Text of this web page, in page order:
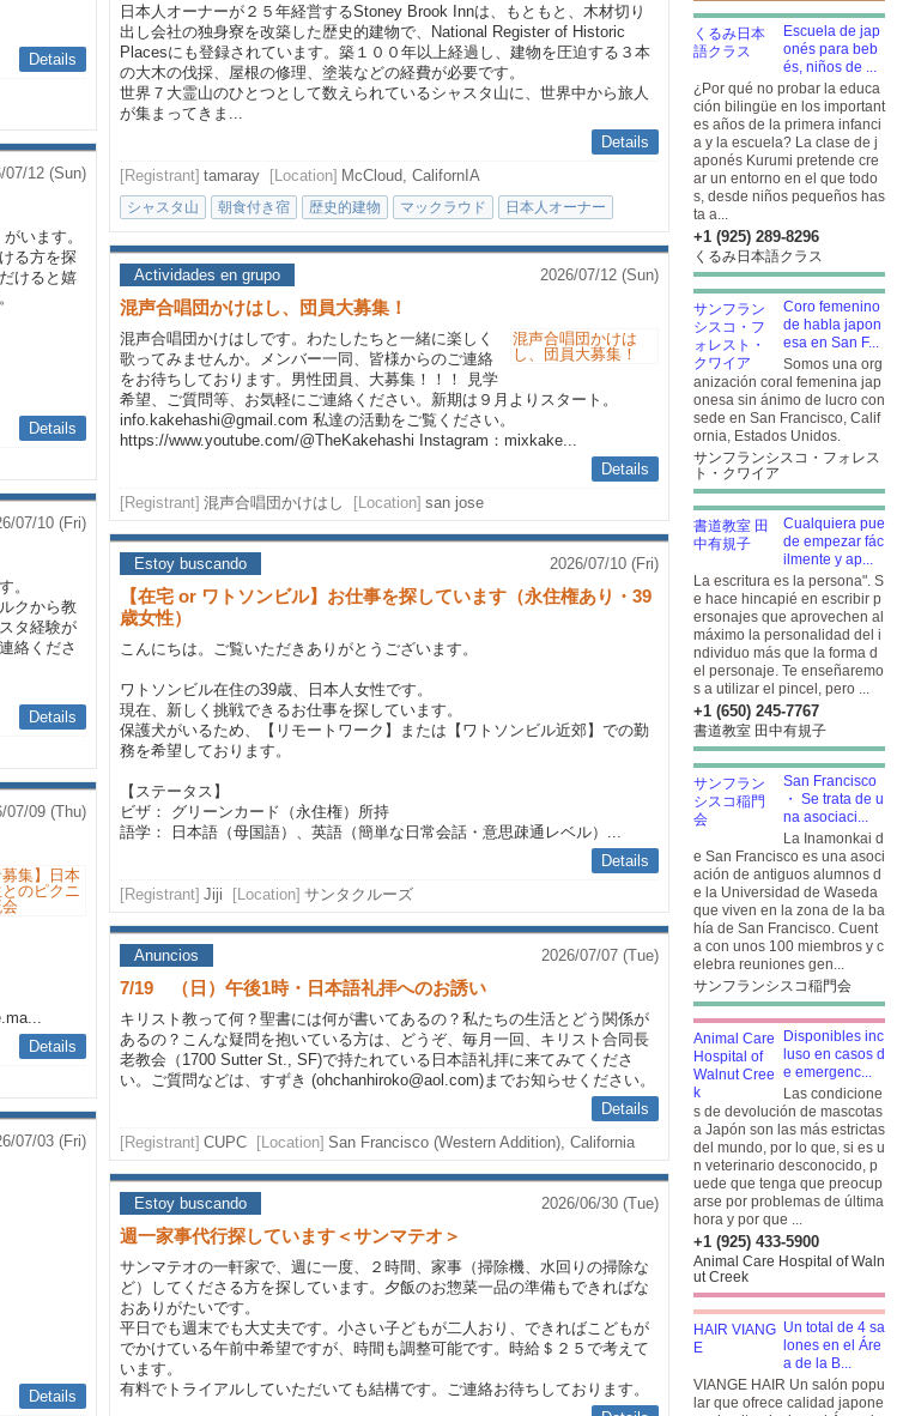
Details
07/12 (Sun)
います。
る方を探
けると嬉
Details
07/10 (Fri)
。
クから教
タ経験が
絡くださ
Details
07/09 (Thu)
Details
07/03 (Fri)
Details
日本人オーナーが２５年経営するStoney Brook Innは、もともと、木材切り
出し会社の独身寮を改築した歴史的建物で、National Register of Historic
Placesにも登録されています。築１００年以上経過し、建物を圧迫する３本
の大木の伐採、屋根の修理、塗装などの経費が必要です。
世界７大霊山のひとつとして数えられているシャスタ山に、世界中から旅人
が集まってきま...
Details
[Registrant] tamaray [Location] McCloud, CalifornIA
シャスタ山 朝食付き宿 歴史的建物 マックラウド 日本人オーナー
Actividades en grupo 2026/07/12 (Sun)
混声合唱団かけはし、団員大募集！
混声合唱団かけはしです。わたしたちと一緒に楽しく
歌ってみませんか。メンバー一同、皆様からのご連絡
をお待ちしております。男性団員、大募集！！！ 見学
希望、ご質問等、お気軽にご連絡ください。新期は９月よりスタート。
info.kakehashi@gmail.com 私達の活動をご覧ください。
https://www.youtube.com/@TheKakehashi Instagram：mixkake...
Details
[Registrant] 混声合唱団かけはし [Location] san jose
Estoy buscando 2026/07/10 (Fri)
【在宅 or ワトソンビル】お仕事を探しています（永住権あり・39
歳女性）
こんにちは。ご覧いただきありがとうございます。
ワトソンビル在住の39歳、日本人女性です。
現在、新しく挑戦できるお仕事を探しています。
保護犬がいるため、【リモートワーク】または【ワトソンビル近郊】での勤
務を希望しております。
【ステータス】
ビザ： グリーンカード（永住権）所持
語学： 日本語（母国語）、英語（簡単な日常会話・意思疎通レベル）...
Details
[Registrant] Jiji [Location] サンタクルーズ
Anuncios 2026/07/07 (Tue)
7/19 （日）午後1時・日本語礼拝へのお誘い
キリスト教って何？聖書には何が書いてあるの？私たちの生活とどう関係が
あるの？こんな疑問を抱いている方は、どうぞ、毎月一回、キリスト合同長
老教会（1700 Sutter St., SF)で持たれている日本語礼拝に来てみてくださ
い。ご質問などは、すずき (ohchanhiroko@aol.com)までお知らせください。
Details
[Registrant] CUPC [Location] San Francisco (Western Addition), California
Estoy buscando 2026/06/30 (Tue)
週一家事代行探しています＜サンマテオ＞
サンマテオの一軒家で、週に一度、２時間、家事（掃除機、水回りの掃除な
ど）してくださる方を探しています。夕飯のお惣菜一品の準備もできればな
おありがたいです。
平日でも週末でも大丈夫です。小さい子どもが二人おり、できればこどもが
でかけている午前中希望ですが、時間も調整可能です。時給＄２５で考えて
います。
有料でトライアルしていただいても結構です。ご連絡お待ちしております。
Escuela de jap
onés para beb
és, niños de ...
¿Por qué no probar la educa
ción bilingüe en los important
es años de la primera infanci
a y la escuela? La clase de j
aponés Kurumi pretende cre
ar un entorno en el que todo
s, desde niños pequeños has
ta a...
+1 (925) 289-8296
くるみ日本語クラス
Coro femenino
de habla japon
esa en San F...
Somos una org
anización coral femenina jap
onesa sin ánimo de lucro con
sede en San Francisco, Calif
ornia, Estados Unidos.
サンフランシスコ・フォレス
ト・クワイア
Cualquiera pue
de empezar fác
ilmente y ap...
La escritura es la persona". S
e hace hincapié en escribir p
ersonajes que aprovechen al
máximo la personalidad del i
ndividuo más que la forma d
el personaje. Te enseñaremo
s a utilizar el pincel, pero ...
+1 (650) 245-7767
書道教室 田中有規子
San Francisco
・ Se trata de u
na asociaci...
La Inamonkai d
e San Francisco es una asoci
ación de antiguos alumnos d
e la Universidad de Waseda
que viven en la zona de la ba
hía de San Francisco. Cuent
a con unos 100 miembros y c
elebra reuniones gen...
サンフランシスコ稲門会
Disponibles inc
luso en casos d
e emergenc...
Las condicione
s de devolución de mascotas
a Japón son las más estrictas
del mundo, por lo que, si es u
n veterinario desconocido, p
uede que tenga que preocup
arse por problemas de última
hora y por que ...
+1 (925) 433-5900
Animal Care Hospital of Waln
ut Creek
Un total de 4 sa
lones en el Áre
a de la B...
VIANGE HAIR Un salón popu
lar que ofrece calidad japone